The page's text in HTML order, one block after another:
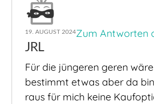
19. AUGUST 2024Zum Antworten
JRL
Für die jüngeren geren
bestimmt etwas aber da
raus für mich keine